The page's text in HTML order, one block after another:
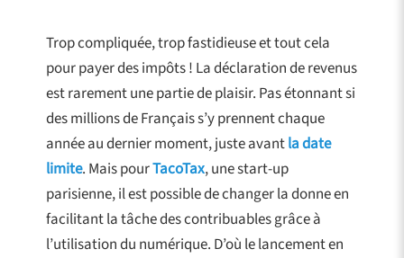
Trop compliquée, trop fastidieuse et tout cela
pour payer des impôts ! La déclaration de revenus
est rarement une partie de plaisir. Pas étonnant si
des millions de Français s’y prennent chaque
année au dernier moment, juste avantla date
limite. Mais pourTacoTax, une start-up
parisienne, il est possible de changer la donne en
facilitant la tâche des contribuables grâce à
l’utilisation du numérique. D’où le lancement en